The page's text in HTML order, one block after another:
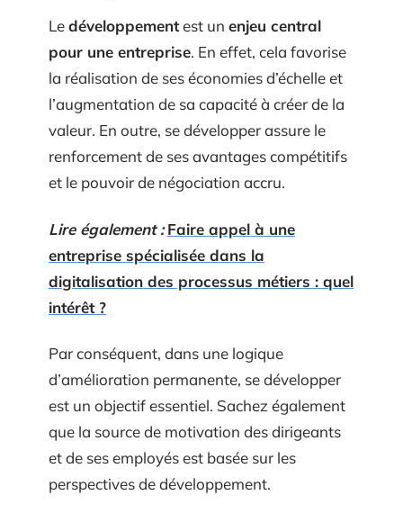
Ledéveloppementest un enjeu central
pour une entreprise. En effet, cela favorise
la réalisation de ses économies d’échelle et
l’augmentation de sa capacité à créer de la
valeur. En outre, se développer assure le
renforcement de ses avantages compétitifs
et le pouvoir de négociation accru.
Lire également : Faire appel à une
entreprise spécialisée dans la
digitalisation des processus métiers : quel
intérêt ?
Par conséquent, dans une logique
d’amélioration permanente, se développer
est un objectif essentiel. Sachez également
que la source de motivation des dirigeants
et de ses employés est basée sur les
perspectives de développement.